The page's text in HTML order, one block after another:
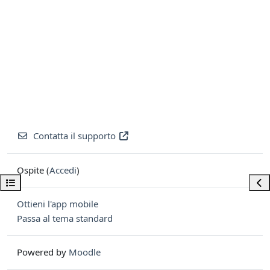
Apri indice del corso
Contatta il supporto
Ospite (Accedi)
Ottieni l'app mobile
Passa al tema standard
Powered by Moodle